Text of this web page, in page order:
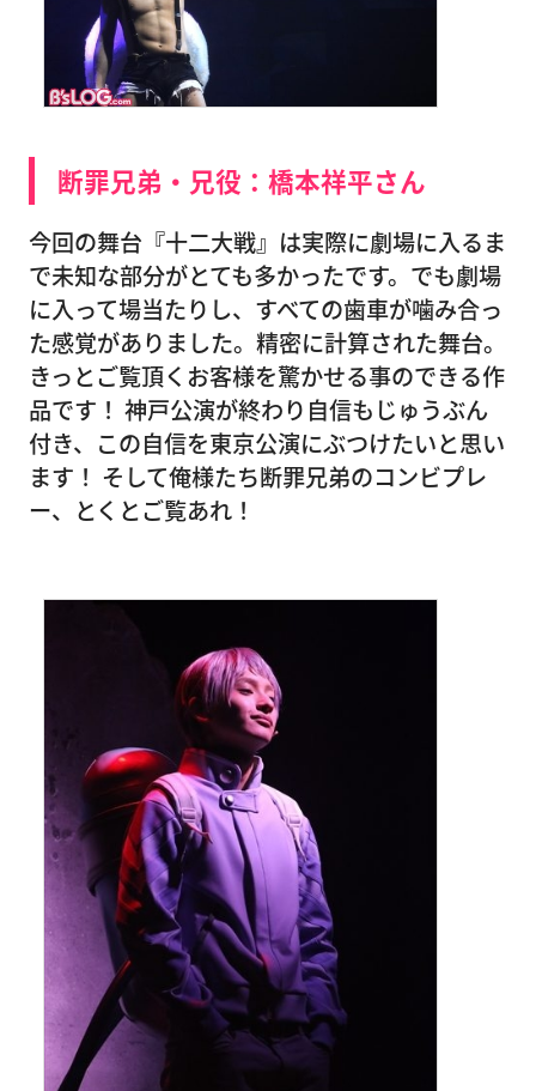
断罪兄弟・兄役：橋本祥平さん
今回の舞台『十二大戦』は実際に劇場に入るま
で未知な部分がとても多かったです。でも劇場
に入って場当たりし、すべての歯車が噛み合っ
た感覚がありました。精密に計算された舞台。
きっとご覧頂くお客様を驚かせる事のできる作
品です！ 神戸公演が終わり自信もじゅうぶん
付き、この自信を東京公演にぶつけたいと思い
ます！ そして俺様たち断罪兄弟のコンビプレ
ー、とくとご覧あれ！